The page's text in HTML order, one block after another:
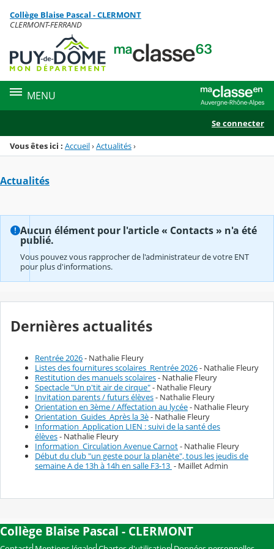
Menu de la rubrique
Contenu
Collège Blaise Pascal - CLERMONT
CLERMONT-FERRAND
MENU
Se connecter
Vous êtes ici : Accueil›Actualités›
Actualités
Aucun élément pour l'article « Contacts » n'a été
publié.
Vous pouvez vous rapprocher de l'administrateur de votre ENT
pour plus d'informations.
Dernières actualités
Rentrée 2026- Nathalie Fleury
Listes des fournitures scolaires_Rentrée 2026- Nathalie Fleury
Restitution des manuels scolaires- Nathalie Fleury
Spectacle "Un p'tit air de cirque"- Nathalie Fleury
Invitation parents / futurs élèves- Nathalie Fleury
Orientation en 3ème / Affectation au lycée- Nathalie Fleury
Orientation_Guides_Après la 3è- Nathalie Fleury
Information_Application LIEN : suivi de la santé des
élèves- Nathalie Fleury
Information_Circulation Avenue Carnot- Nathalie Fleury
Début du club "un geste pour la planète", tous les jeudis de
semaine A de 13h à 14h en salle F3-13 - Maillet Admin
Collège Blaise Pascal - CLERMONT